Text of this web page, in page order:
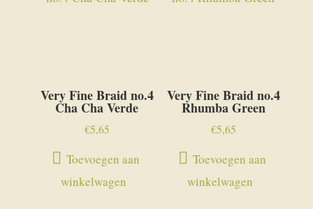
Very Fine Braid no.4
Cha Cha Verde
€5,65
Toevoegen aan
winkelwagen
Very Fine Braid no.4
Rhumba Green
€5,65
Toevoegen aan
winkelwagen